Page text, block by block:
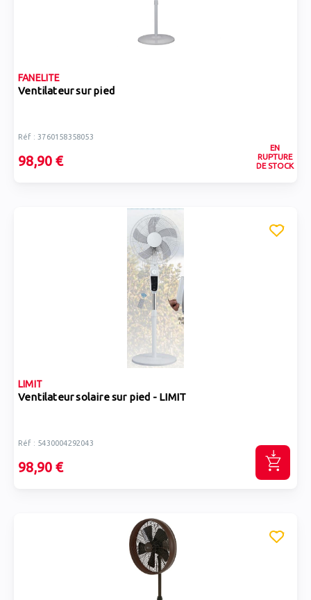
FANELITE
Ventilateur sur pied
Réf : 3760158358053
98,90 €
EN
RUPTURE
DE STOCK
LIMIT
Ventilateur solaire sur pied - LIMIT
Réf : 5430004292043
98,90 €